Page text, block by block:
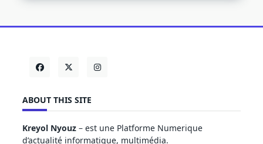
ABOUT THIS SITE
Kreyol Nyouz – est une Platforme Numerique
d’actualité informatique, multimédia.